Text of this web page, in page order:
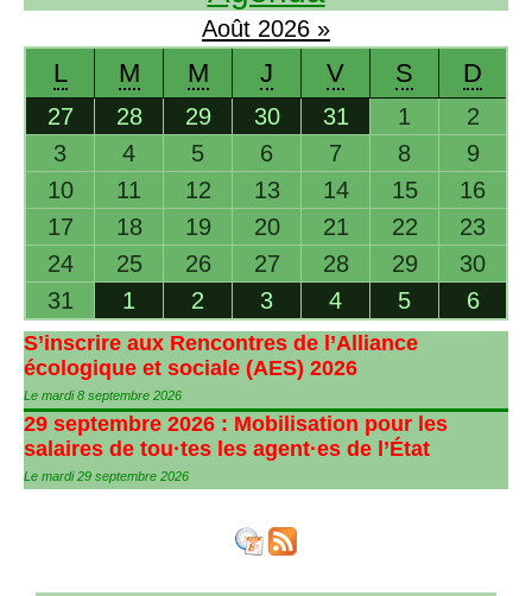
Août 2026 »
L M M J V S D
27 28 29 30 31 1
2
3
4 5 6 7 8
9
10
11 12 13 14 15
16
17
18 19 20 21 22
23
24
25 26 27 28 29
30
31
1 2 3 4 5 6
S’inscrire aux Rencontres de l’Alliance
écologique et sociale (AES) 2026
Le mardi 8 septembre 2026
29 septembre 2026 : Mobilisation pour les
salaires de tou·tes les agent·es de l’État
Le mardi 29 septembre 2026